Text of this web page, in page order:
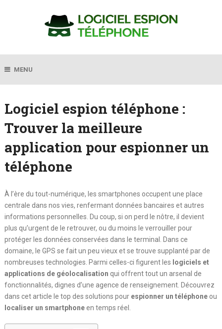
MENU
Logiciel espion téléphone :
Trouver la meilleure
application pour espionner un
téléphone
À l’ère du tout-numérique, les smartphones occupent une place
centrale dans nos vies, renfermant données bancaires et autres
informations personnelles. Du coup, si on perd le nôtre, il devient
plus qu’urgent de le retrouver, ou du moins le verrouiller pour
protéger les données conservées dans le terminal. Dans ce
domaine, le GPS se fait un peu vieux et se trouve supplanté par de
nombreuses technologies. Parmi celles-ci figurent les logiciels et
applications de géolocalisation qui offrent tout un arsenal de
fonctionnalités, dignes d’une agence de renseignement. Découvrez
dans cet article le top des solutions pour espionner un téléphoneou
localiser un smartphoneen temps réel.